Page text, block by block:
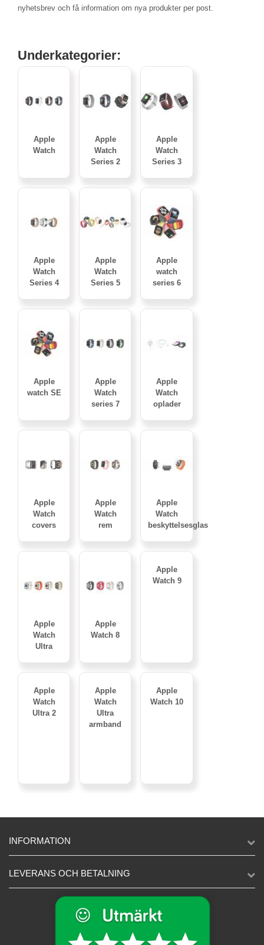
nyhetsbrev och få information om nya produkter per post.
Underkategorier:
Apple
Watch
Apple
Watch
Series 2
Apple
Watch
Series 3
Apple
Watch
Series 4
Apple
Watch
Series 5
Apple
watch
series 6
Apple
watch SE
Apple
Watch
series 7
Apple
Watch
oplader
Apple
Watch
covers
Apple
Watch
rem
Apple
Watch
beskyttelsesglas
Apple
Watch
Ultra
Apple
Watch 8
Apple
Watch 9
Apple
Watch
Ultra 2
Apple
Watch
Ultra
armband
Apple
Watch 10
INFORMATION
LEVERANS OCH BETALNING